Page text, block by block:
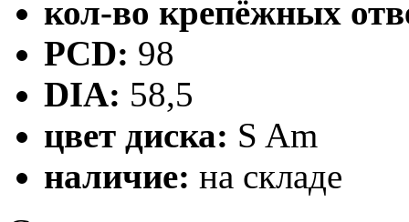
кол-во крепёжных
PCD: 98
DIA: 58,5
цвет диска: S Am
наличие: на складе